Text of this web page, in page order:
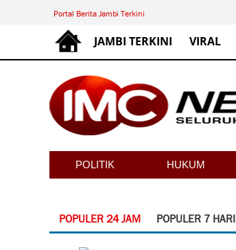
Portal Berita Jambi Terkini
JAMBI TERKINI VIRAL
POLITIK HUKUM
POPULER 24 JAM POPULER 7 HARI